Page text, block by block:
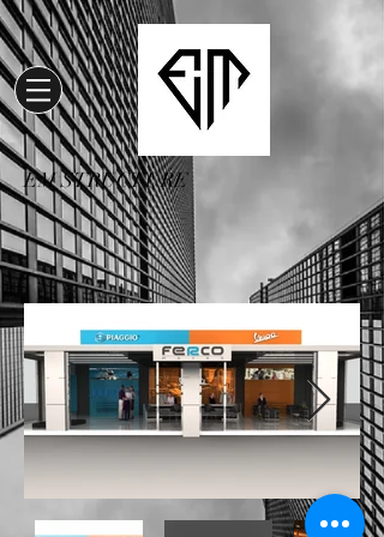
EM STRUCTURE